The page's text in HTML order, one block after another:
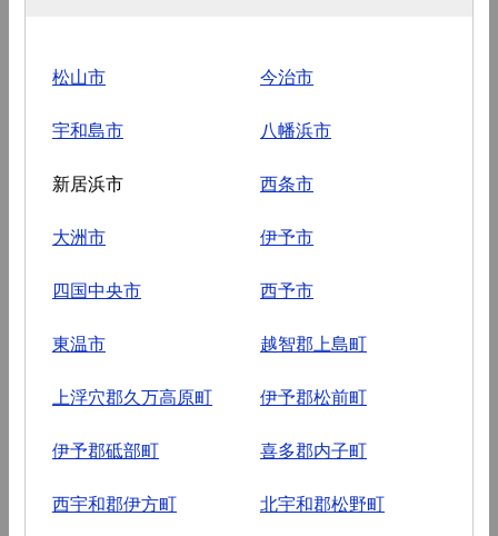
松山市 今治市
宇和島市 八幡浜市
新居浜市 西条市
大洲市 伊予市
四国中央市 西予市
東温市 越智郡上島町
上浮穴郡久万高原町 伊予郡松前町
伊予郡砥部町 喜多郡内子町
西宇和郡伊方町 北宇和郡松野町